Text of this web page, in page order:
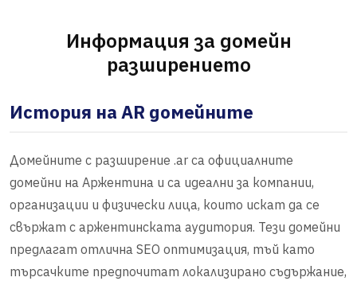
Информация за домейн
разширението
История на AR домейните
Домейните с разширение .ar са официалните
домейни на Аржентина и са идеални за компании,
организации и физически лица, които искат да се
свържат с аржентинската аудитория. Тези домейни
предлагат отлична SEO оптимизация, тъй като
търсачките предпочитат локализирано съдържание,